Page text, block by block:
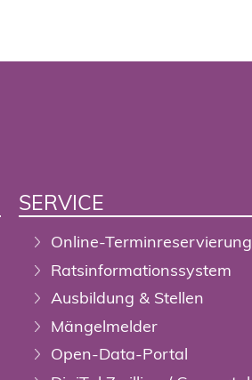
SERVICE
Online-Terminreservierung
Ratsinformationssystem
Ausbildung & Stellen
Mängelmelder
Open-Data-Portal